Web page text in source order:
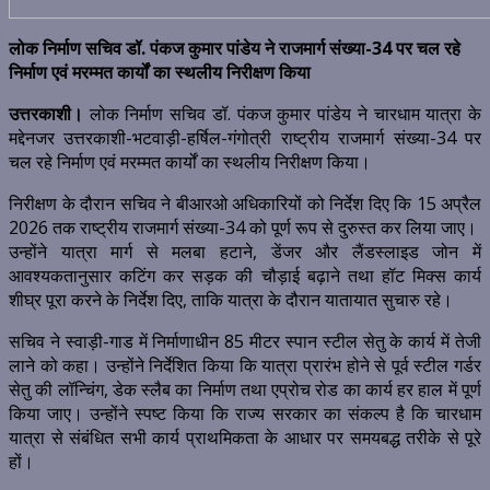
लोक निर्माण सचिव डॉ. पंकज कुमार पांडेय ने राजमार्ग संख्या-34 पर चल रहे
निर्माण एवं मरम्मत कार्यों का स्थलीय निरीक्षण किया
उत्तरकाशी। लोक निर्माण सचिव डॉ. पंकज कुमार पांडेय ने चारधाम यात्रा के
मद्देनजर उत्तरकाशी-भटवाड़ी-हर्षिल-गंगोत्री राष्ट्रीय राजमार्ग संख्या-34 पर
चल रहे निर्माण एवं मरम्मत कार्यों का स्थलीय निरीक्षण किया।
निरीक्षण के दौरान सचिव ने बीआरओ अधिकारियों को निर्देश दिए कि 15 अप्रैल
2026 तक राष्ट्रीय राजमार्ग संख्या-34 को पूर्ण रूप से दुरुस्त कर लिया जाए।
उन्होंने यात्रा मार्ग से मलबा हटाने, डेंजर और लैंडस्लाइड जोन में
आवश्यकतानुसार कटिंग कर सड़क की चौड़ाई बढ़ाने तथा हॉट मिक्स कार्य
शीघ्र पूरा करने के निर्देश दिए, ताकि यात्रा के दौरान यातायात सुचारु रहे।
सचिव ने स्वाड़ी-गाड में निर्माणाधीन 85 मीटर स्पान स्टील सेतु के कार्य में तेजी
लाने को कहा। उन्होंने निर्देशित किया कि यात्रा प्रारंभ होने से पूर्व स्टील गर्डर
सेतु की लॉन्चिंग, डेक स्लैब का निर्माण तथा एप्रोच रोड का कार्य हर हाल में पूर्ण
किया जाए। उन्होंने स्पष्ट किया कि राज्य सरकार का संकल्प है कि चारधाम
यात्रा से संबंधित सभी कार्य प्राथमिकता के आधार पर समयबद्ध तरीके से पूरे
हों।